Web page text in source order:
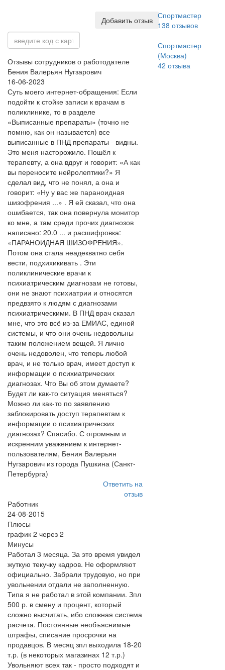
Добавить отзыв
Отзывы сотрудников о работодателе
Бения Валерьян Нугзарович
16-06-2023
Суть моего интернет-обращения: Если
подойти к стойке записи к врачам в
поликлинике, то в разделе
«Выписанные препараты» (точно не
помню, как он называется) все
выписанные в ПНД препараты - видны.
Это меня насторожило. Пошёл к
терапевту, а она вдруг и говорит: «А как
вы переносите нейролептики?» Я
сделал вид, что не понял, а она и
говорит: «Ну у вас же параноидная
шизофрения ...» . Я ей сказал, что она
ошибается, так она повернула монитор
ко мне, а там среди прочих диагнозов
написано: 20.0 ... и расшифровка:
«ПАРАНОИДНАЯ ШИЗОФРЕНИЯ».
Потом она стала неадекватно себя
вести, подхихикивать . Эти
поликлинические врачи к
психиатрическим диагнозам не готовы,
они не знают психиатрии и относятся
предвзято к людям с диагнозами
психиатрическими. В ПНД врач сказал
мне, что это всё из-за ЕМИАС, единой
системы, и что они очень недовольны
таким положением вещей. Я лично
очень недоволен, что теперь любой
врач, и не только врач, имеет доступ к
информации о психиатрических
диагнозах. Что Вы об этом думаете?
Будет ли как-то ситуация меняться?
Можно ли как-то по заявлению
заблокировать доступ терапевтам к
информации о психиатрических
диагнозах? Спасибо. С огромным и
искренним уважением к интернет-
пользователям, Бения Валерьян
Нугзарович из города Пушкина (Санкт-
Петербурга)
Ответить на
отзыв
Работник
24-08-2015
Плюсы
график 2 через 2
Минусы
Работал 3 месяца. За это время увидел
жуткую текучку кадров. Не оформляют
официально. Забрали трудовую, но при
увольнении отдали не заполненную.
Типа я не работал в этой компании. Зпл
500 р. в смену и процент, который
сложно высчитать, ибо сложная система
расчета. Постоянные необъяснимые
штрафы, списание просрочки на
продавцов. В месяц зпл выходила 18-20
т.р. (в некоторых магазинах 12 т.р.)
Увольняют всех так - просто подходят и
Спортмастер
138 отзывов
Спортмастер
(Москва)
42 отзыва